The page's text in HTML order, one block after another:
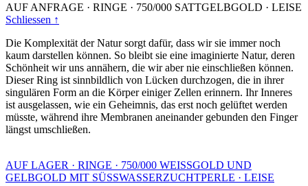
AUF ANFRAGE · RINGE · 750/000 SATTGELBGOLD · LEISE
Schliessen ↑
Die Komplexität der Natur sorgt dafür, dass wir sie immer noch
kaum darstellen können. So bleibt sie eine imaginierte Natur, deren
Schönheit wir uns annähern, die wir aber nie einschließen können.
Dieser Ring ist sinnbildlich von Lücken durchzogen, die in ihrer
singulären Form an die Körper einiger Zellen erinnern. Ihr Inneres
ist ausgelassen, wie ein Geheimnis, das erst noch gelüftet werden
müsste, während ihre Membranen aneinander gebunden den Finger
längst umschließen.
AUF LAGER · RINGE · 750/000 WEISSGOLD UND
GELBGOLD MIT SÜSSWASSERZUCHTPERLE · LEISE